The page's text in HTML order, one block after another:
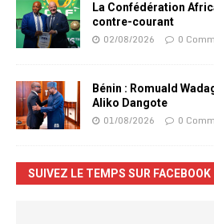
La Confédération
contre-courant
02/08/2026 0
Bénin : Romuald
Aliko Dangote
01/08/2026 0
SUIVEZ LE TEMPS SUR FACEBOOK